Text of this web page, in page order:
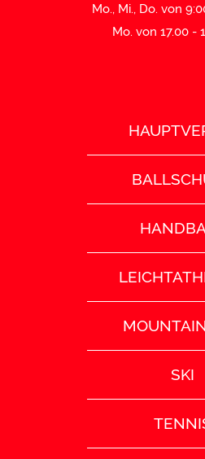
Mo., Mi., Do. von
Mo. von 17.00 -
SKI